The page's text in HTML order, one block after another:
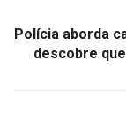
Polícia aborda
descobre